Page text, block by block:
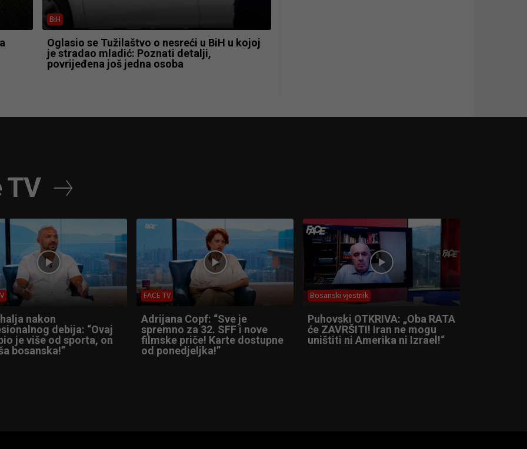
BiH
Oglasio se Tužilaštvo o nesreći u BiH u kojoj
je stradao mladić: Poznati detalji,
povrijeđena još jedna osoba
TV
nakon
debija: “Ovaj
je više od sporta, on
bosanska!”
FACE TV
Adrijana Copf: “Sve je
spremno za 32. SFF i nove
filmske priče! Karte dostupne
od ponedjeljka!”
Bosanski vjestnik
Puhovski OTKRIVA: „Oba RATA
će ZAVRŠITI! Iran ne mogu
uništiti ni Amerika ni Izrael!“